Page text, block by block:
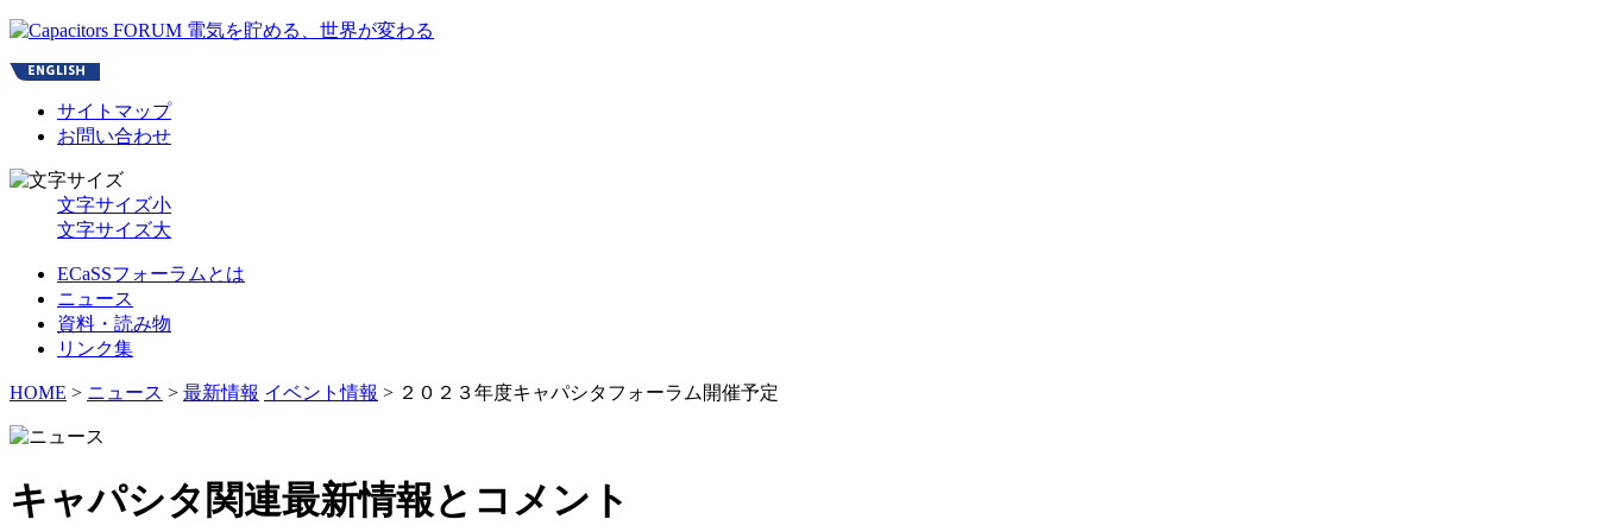
サイトマップ
お問い合わせ
文字サイズ小
文字サイズ大
ECaSSフォーラムとは
ニュース
資料・読み物
リンク集
HOME > ニュース > 最新情報 イベント情報 > ２０２３年度キャパシタフォーラム開催予定
キャパシタ関連最新情報とコメント